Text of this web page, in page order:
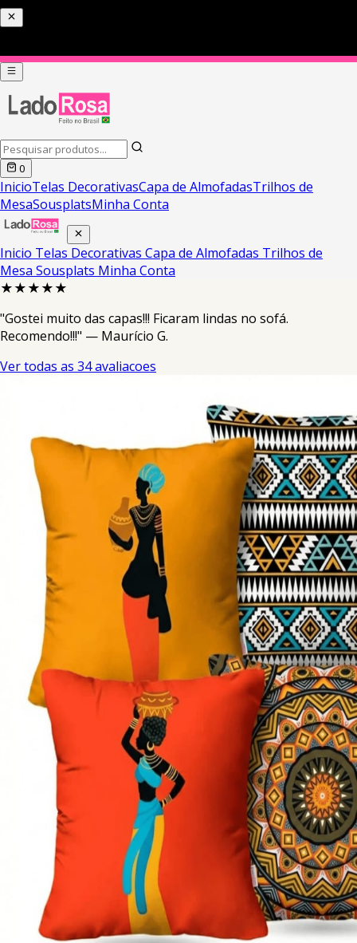
0
InicioTelas DecorativasCapa de AlmofadasTrilhos de
MesaSousplatsMinha Conta
Inicio Telas Decorativas Capa de Almofadas Trilhos de
Mesa Sousplats Minha Conta
★★★★★
"Gostei muito das capas!!! Ficaram lindas no sofá.
Recomendo!!!" — Maurício G.
Ver todas as 34 avaliacoes